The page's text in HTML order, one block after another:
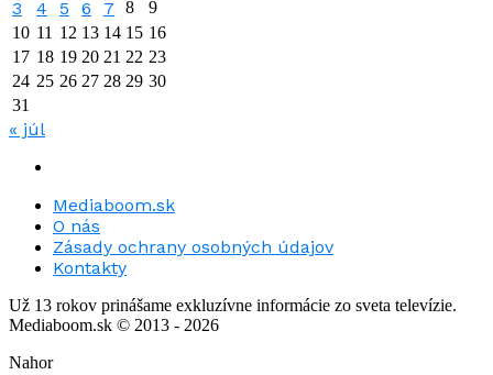
3 4 5 6 7 8
9
10 11 12 13 14 15 16
17 18 19 20 21 22 23
24 25 26 27 28 29 30
31
« júl
Mediaboom.sk
O nás
Zásady ochrany osobných údajov
Kontakty
Už 13 rokov prinášame exkluzívne informácie zo sveta televízie.
Mediaboom.sk © 2013 - 2026
Nahor